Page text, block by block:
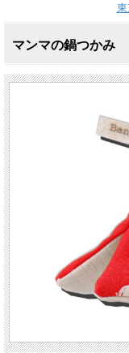
マンマの鍋つかみ